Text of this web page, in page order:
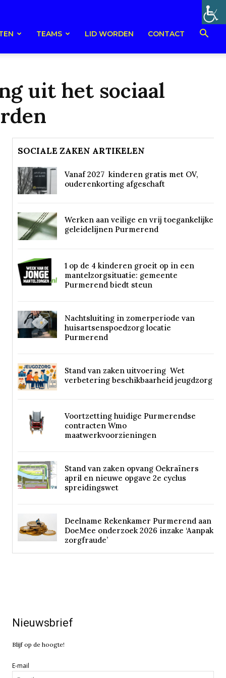
TEAMS LID WORDEN CONTACT
uit het sociaal
SOCIALE ZAKEN ARTIKELEN
Vanaf 2027 kinderen gratis met OV,
ouderenkorting afgeschaft
Werken aan veilige en vrij toegankelijke
geleidelijnen Purmerend
1 op de 4 kinderen groeit op in een
mantelzorgsituatie: gemeente
Purmerend biedt steun
Nachtsluiting in zomerperiode van
huisartsenspoedzorg locatie
Purmerend
Stand van zaken uitvoering Wet
verbetering beschikbaarheid jeugdzorg
Voortzetting huidige Purmerendse
contracten Wmo
maatwerkvoorzieningen
Stand van zaken opvang Oekraïners
april en nieuwe opgave 2e cyclus
spreidingswet
Deelname Rekenkamer Purmerend aan
DoeMee onderzoek 2026 inzake ‘Aanpak
zorgfraude’
Nieuwsbrief
Blijf op de hoogte!
E-mail